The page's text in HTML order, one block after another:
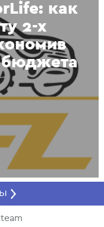
как
2-х
бюджета